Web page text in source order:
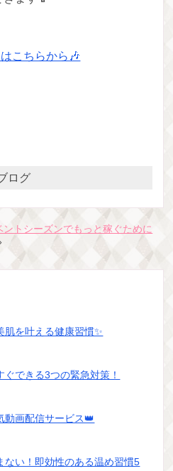
こちらから🎶
ログ
ントシーズンでもっと稼ぐために
を叶える健康習慣✨
できる3つの緊急対策！
動画配信サービス👑
ない！即効性のある温め習慣5